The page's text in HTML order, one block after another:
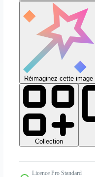
Réimaginez cette image
Collection
Licence Pro Standard